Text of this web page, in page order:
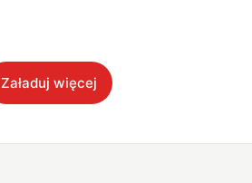
Załaduj więcej